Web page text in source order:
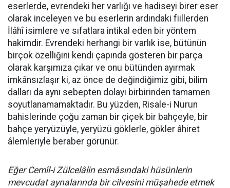
eserlerde, evrendeki her varlığı ve hadiseyi birer eser
olarak inceleyen ve bu eserlerin ardındaki fiillerden
İlâhî isimlere ve sıfatlara intikal eden bir yöntem
hakimdir. Evrendeki herhangi bir varlık ise, bütünün
birçok özelliğini kendi çapında gösteren bir parça
olarak karşımıza çıkar ve onu bütünden ayırmak
imkânsızlaşır ki, az önce de değindiğimiz gibi, bilim
dalları da aynı sebepten dolayı birbirinden tamamen
soyutlanamamaktadır. Bu yüzden, Risale-i Nurun
bahislerinde çoğu zaman bir çiçek bir bahçeyle, bir
bahçe yeryüzüyle, yeryüzü göklerle, gökler âhiret
âlemleriyle beraber görünür.
Eğer Cemîl-i Zülcelâlin esmâsındaki hüsünlerin
mevcudat aynalarında bir cilvesini müşahede etmek